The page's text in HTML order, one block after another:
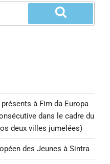
à Fim da Europa
dans le cadre du
deux villes jumelées)
des Jeunes à Sintra